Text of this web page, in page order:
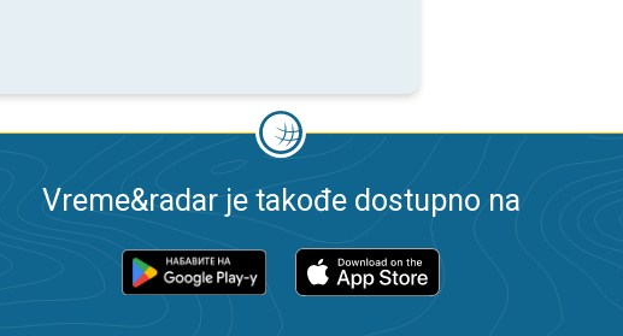
Vreme&radar je takođe dostupno na